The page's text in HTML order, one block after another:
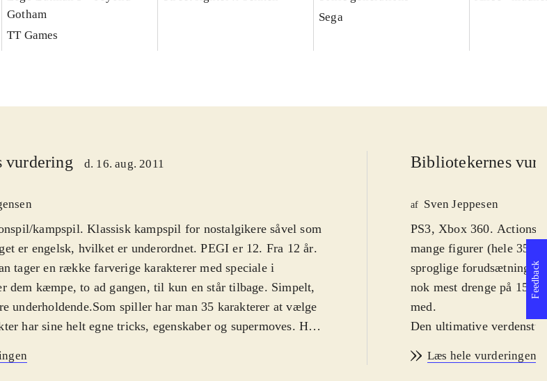
Gotham
TT Games
Sega
vurdering d. 16. aug. 2011
kampspil. Klassisk kampspil for nostalgikere såvel som
er engelsk, hvilket er underordnet. PEGI er 12. Fra 12 år.
tager en række farverige karakterer med speciale i
dem kæmpe, to ad gangen, til kun en står tilbage. Simpelt,
underholdende.Som spiller har man 35 karakterer at vælge
har sine helt egne tricks, egenskaber og supermoves. Her
efter mange timers kamp lærer man stadig nye moves
Bibliotekernes
af Sven Jeppesen
PS3, Xbox 360.
mange figurer (hele 35).
sproglige forudsætninger
nok mest drenge på 15-
med.
Den ultimative
udfald mod forskellige
Læs hele vurderingen
Feedback